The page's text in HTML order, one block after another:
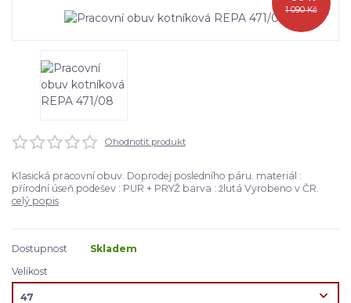
1 090 Kč
Ohodnotit produkt
Klasická pracovní obuv. Doprodej posledního páru. materiál :
přírodní úseň podešev : PUR + PRYŽ barva : žlutá Vyrobeno v ČR.
celý popis
Dostupnost
Skladem
Velikost